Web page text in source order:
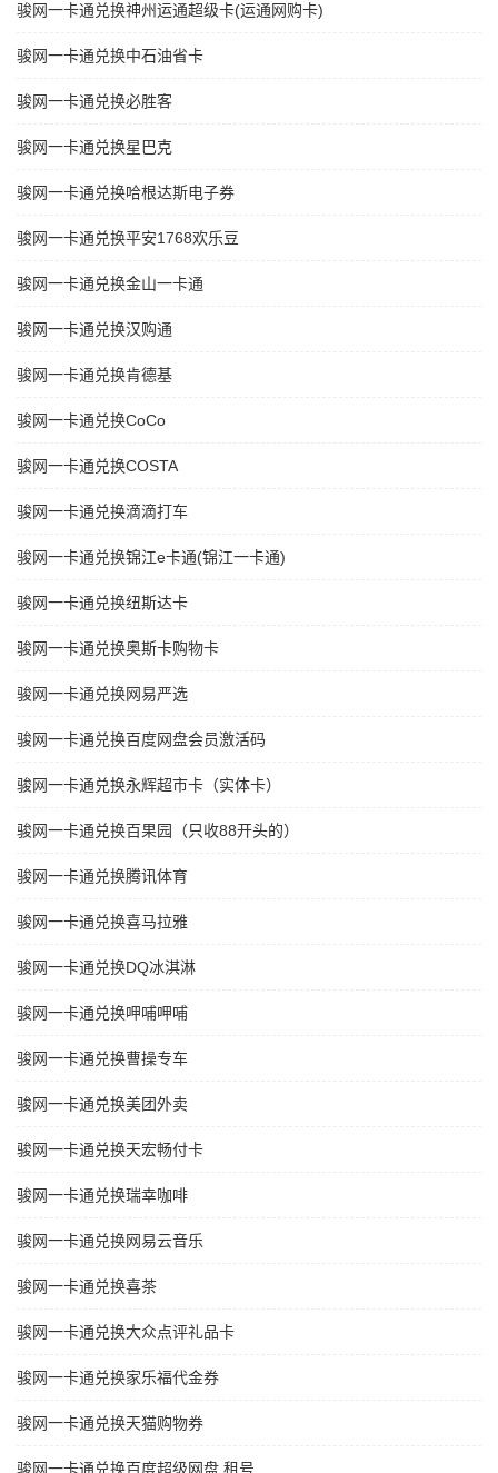
骏网一卡通兑换神州运通超级卡(运通网购卡)
骏网一卡通兑换中石油省卡
骏网一卡通兑换必胜客
骏网一卡通兑换星巴克
骏网一卡通兑换哈根达斯电子券
骏网一卡通兑换平安1768欢乐豆
骏网一卡通兑换金山一卡通
骏网一卡通兑换汉购通
骏网一卡通兑换肯德基
骏网一卡通兑换CoCo
骏网一卡通兑换COSTA
骏网一卡通兑换滴滴打车
骏网一卡通兑换锦江e卡通(锦江一卡通)
骏网一卡通兑换纽斯达卡
骏网一卡通兑换奥斯卡购物卡
骏网一卡通兑换网易严选
骏网一卡通兑换百度网盘会员激活码
骏网一卡通兑换永辉超市卡（实体卡）
骏网一卡通兑换百果园（只收88开头的）
骏网一卡通兑换腾讯体育
骏网一卡通兑换喜马拉雅
骏网一卡通兑换DQ冰淇淋
骏网一卡通兑换呷哺呷哺
骏网一卡通兑换曹操专车
骏网一卡通兑换美团外卖
骏网一卡通兑换天宏畅付卡
骏网一卡通兑换瑞幸咖啡
骏网一卡通兑换网易云音乐
骏网一卡通兑换喜茶
骏网一卡通兑换大众点评礼品卡
骏网一卡通兑换家乐福代金券
骏网一卡通兑换天猫购物券
骏网一卡通兑换百度超级网盘 租号